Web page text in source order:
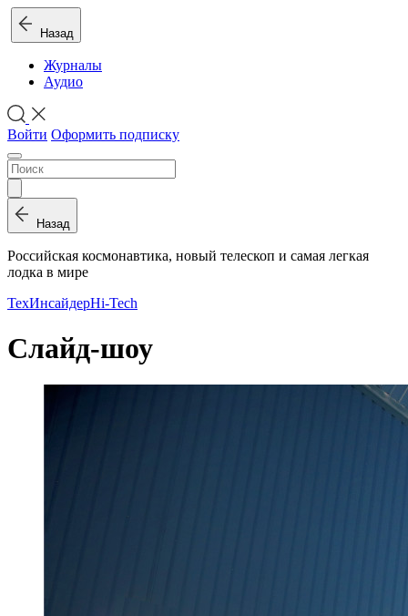
Назад
Журналы
Аудио
Войти Оформить подписку
Назад
Российская космонавтика, новый телескоп и самая легкая
лодка в мире
ТехИнсайдерHi-Tech
Слайд-шоу